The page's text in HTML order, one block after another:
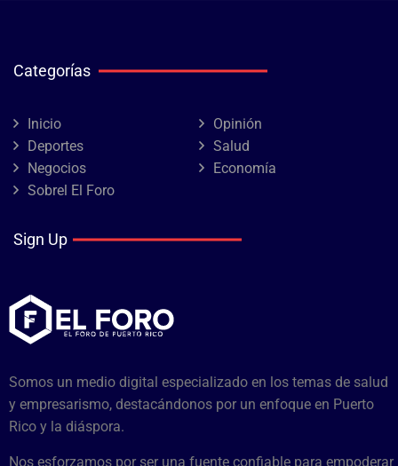
Categorías
Inicio
Opinión
Deportes
Salud
Negocios
Economía
Sobrel El Foro
Sign Up
Somos un medio digital especializado en los temas de salud
y empresarismo, destacándonos por un enfoque en Puerto
Rico y la diáspora.
Nos esforzamos por ser una fuente confiable para empoderar